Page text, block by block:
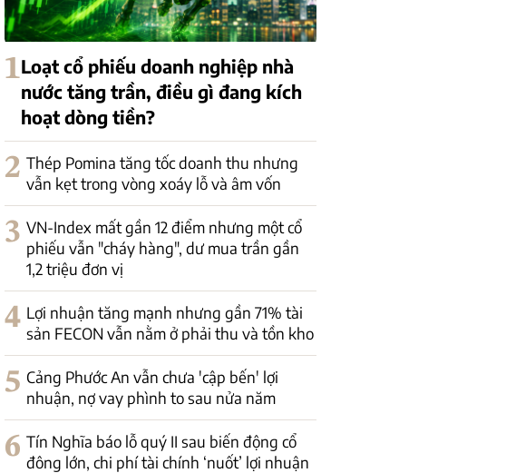
1Loạt cổ phiếu doanh nghiệp nhà
nước tăng trần, điều gì đang kích
hoạt dòng tiền?
2 Thép Pomina tăng tốc doanh thu nhưng
vẫn kẹt trong vòng xoáy lỗ và âm vốn
3 VN-Index mất gần 12 điểm nhưng một cổ
phiếu vẫn "cháy hàng", dư mua trần gần
1,2 triệu đơn vị
4 Lợi nhuận tăng mạnh nhưng gần 71% tài
sản FECON vẫn nằm ở phải thu và tồn kho
5 Cảng Phước An vẫn chưa 'cập bến' lợi
nhuận, nợ vay phình to sau nửa năm
6 Tín Nghĩa báo lỗ quý II sau biến động cổ
đông lớn, chi phí tài chính ‘nuốt’ lợi nhuận